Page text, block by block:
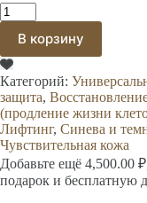
Количество
товара
Концентрат
сыворотка
для
лица
Антиоксидантная,
Кровь
дракона
и
астаксантин,
10
мл
В корзину
Категорий:
защита,
(продление жизни
Лифтинг, Синева и
Чувствительная кожа
Добавьте ещё 4,500.00 ₽
подарок и бесплатную